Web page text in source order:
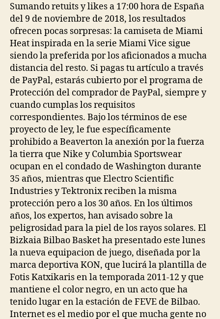
Sumando retuits y likes a 17:00 hora de España
del 9 de noviembre de 2018, los resultados
ofrecen pocas sorpresas: la camiseta de Miami
Heat inspirada en la serie Miami Vice sigue
siendo la preferida por los aficionados a mucha
distancia del resto. Si pagas tu artículo a través
de PayPal, estarás cubierto por el programa de
Protección del comprador de PayPal, siempre y
cuando cumplas los requisitos
correspondientes. Bajo los términos de ese
proyecto de ley, le fue específicamente
prohibido a Beaverton la anexión por la fuerza
la tierra que Nike y Columbia Sportswear
ocupan en el condado de Washington durante
35 años, mientras que Electro Scientific
Industries y Tektronix reciben la misma
protección pero a los 30 años. En los últimos
años, los expertos, han avisado sobre la
peligrosidad para la piel de los rayos solares. El
Bizkaia Bilbao Basket ha presentado este lunes
la nueva equipacion de juego, diseñada por la
marca deportiva KON, que lucirá la plantilla de
Fotis Katxikaris en la temporada 2011-12 y que
mantiene el color negro, en un acto que ha
tenido lugar en la estación de FEVE de Bilbao.
Internet es el medio por el que mucha gente no